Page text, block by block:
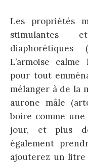
Les propriétés
stimulantes
diaphorétiques
L’armoise calme
pour tout
mélanger à de la
aurone mâle
boire comme
jour, et plus
également
ajouterez un litre